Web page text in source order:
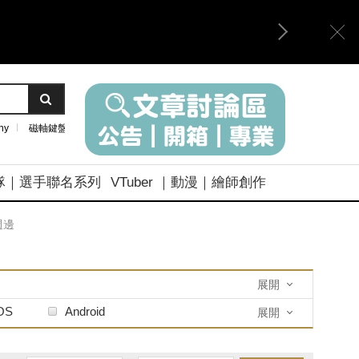
磁軸鍵盤
｜選手聯名系列 VTuber ｜動漫｜繪師創作
邊
展開
Android 展開